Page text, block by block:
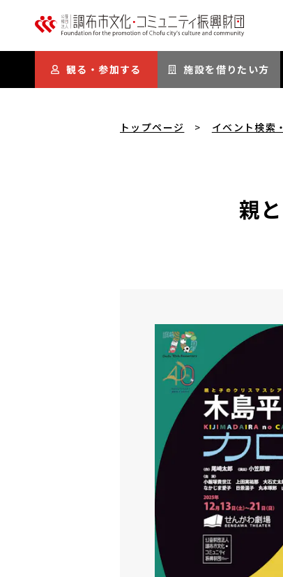
観る・参加する 施設を借りたい方
トップページ イベント検索
親
親と子のクリスマスシア